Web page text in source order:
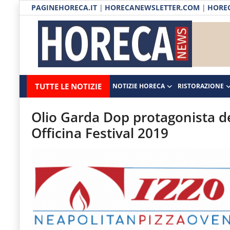
PAGINEHORECA.IT | HORECANEWSLETTER.COM |
Horecanews.it
-
Notizie
Horeca
Il
portale
canale
Horeca
e
del
TUTTE LE NOTIZIE NOTIZIE HORECA RISTORAZIONE
Notizie HORECA
Ristorazione
Ospitalità
Distribuzione
Eventi
RUBRICHE
Olio Garda Dop protagonista
Officina Festival 2019